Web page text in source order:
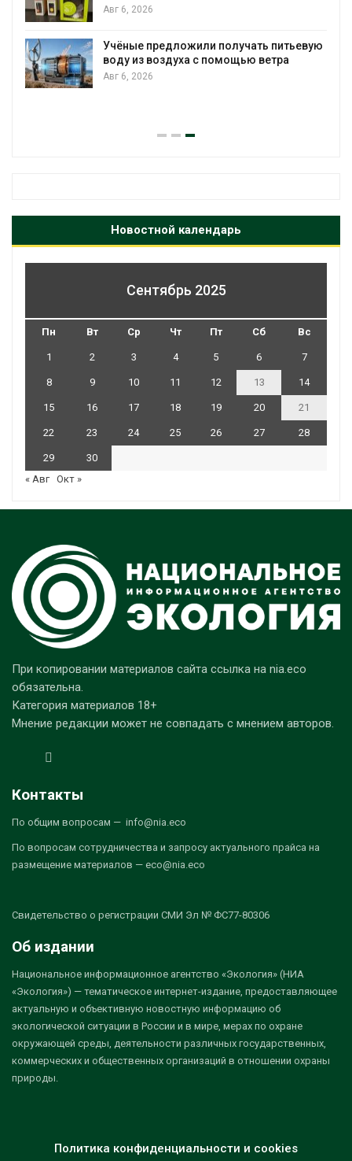
Авг 6, 2026
Учёные предложили получать питьевую
воду из воздуха с помощью ветра
Авг 6, 2026
Новостной календарь
Сентябрь 2025
Пн Вт Ср Чт Пт Сб Вс
1 2 3 4 5 6 7
8 9 10 11 12 13 14
15 16 17 18 19 20 21
22 23 24 25 26 27 28
29
30
« Авг Окт »
При копировании материалов сайта ссылка на nia.eco
обязательна.
Категория материалов 18+
Мнение редакции может не совпадать с мнением авторов.
Контакты
По общим вопросам — info@nia.eco
По вопросам сотрудничества и запросу актуального прайса на
размещение материалов — eco@nia.eco
Свидетельство о регистрации СМИ Эл № ФС77-80306
Об издании
Национальное информационное агентство «Экология» (НИА
«Экология») — тематическое интернет-издание, предоставляющее
актуальную и объективную новостную информацию об
экологической ситуации в России и в мире, мерах по охране
окружающей среды, деятельности различных государственных,
коммерческих и общественных организаций в отношении охраны
природы.
Политика конфиденциальности и cookies